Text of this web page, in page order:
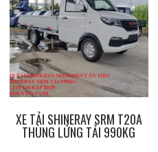
XE TẢI SHINERAY SRM T20A
THÙNG LỬNG TẢI 990KG